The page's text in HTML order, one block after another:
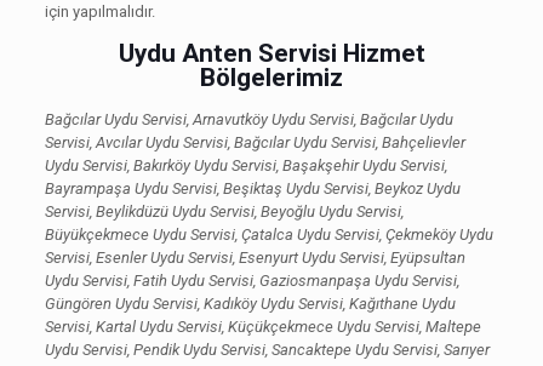
için yapılmalıdır.
Uydu Anten Servisi Hizmet
Bölgelerimiz
Bağcılar Uydu Servisi, Arnavutköy Uydu Servisi, Bağcılar Uydu
Servisi, Avcılar Uydu Servisi, Bağcılar Uydu Servisi, Bahçelievler
Uydu Servisi, Bakırköy Uydu Servisi, Başakşehir Uydu Servisi,
Bayrampaşa Uydu Servisi, Beşiktaş Uydu Servisi, Beykoz Uydu
Servisi, Beylikdüzü Uydu Servisi, Beyoğlu Uydu Servisi,
Büyükçekmece Uydu Servisi, Çatalca Uydu Servisi, Çekmeköy Uydu
Servisi, Esenler Uydu Servisi, Esenyurt Uydu Servisi, Eyüpsultan
Uydu Servisi, Fatih Uydu Servisi, Gaziosmanpaşa Uydu Servisi,
Güngören Uydu Servisi, Kadıköy Uydu Servisi, Kağıthane Uydu
Servisi, Kartal Uydu Servisi, Küçükçekmece Uydu Servisi, Maltepe
Uydu Servisi, Pendik Uydu Servisi, Sancaktepe Uydu Servisi, Sarıyer